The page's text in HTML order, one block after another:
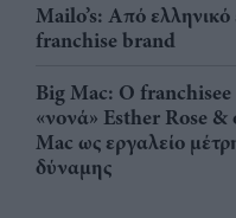
Mailo’s: Από
franchise brand
Big Mac: Ο
«νονά» Esther Rose &
Mac ως εργαλείο
δύναμης